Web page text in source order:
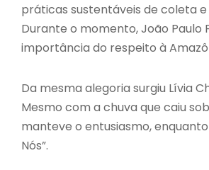
práticas sustentáveis de coleta
Durante o momento, João
importância do respeito à
Da mesma alegoria surgiu Lívia
Mesmo com a chuva que caiu
manteve o entusiasmo,
Nós”.